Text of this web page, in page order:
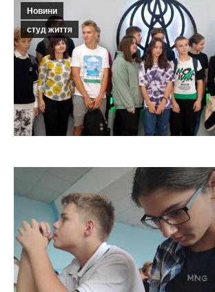
Новини
студ життя